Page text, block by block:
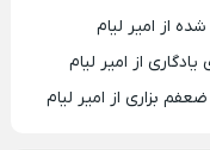
از امیر لیام
از امیر لیام
بزاری از امیر لیام